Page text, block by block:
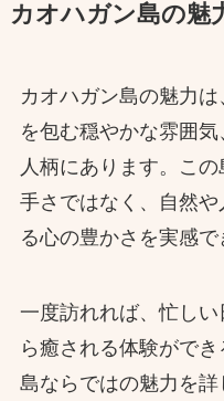
カオハガン島の魅
カオハガン島の魅力
を包む穏やかな雰囲
人柄にあります。こ
手さではなく、自然
る心の豊かさを実感で
一度訪れれば、忙し
ら癒される体験がで
島ならではの魅力を詳